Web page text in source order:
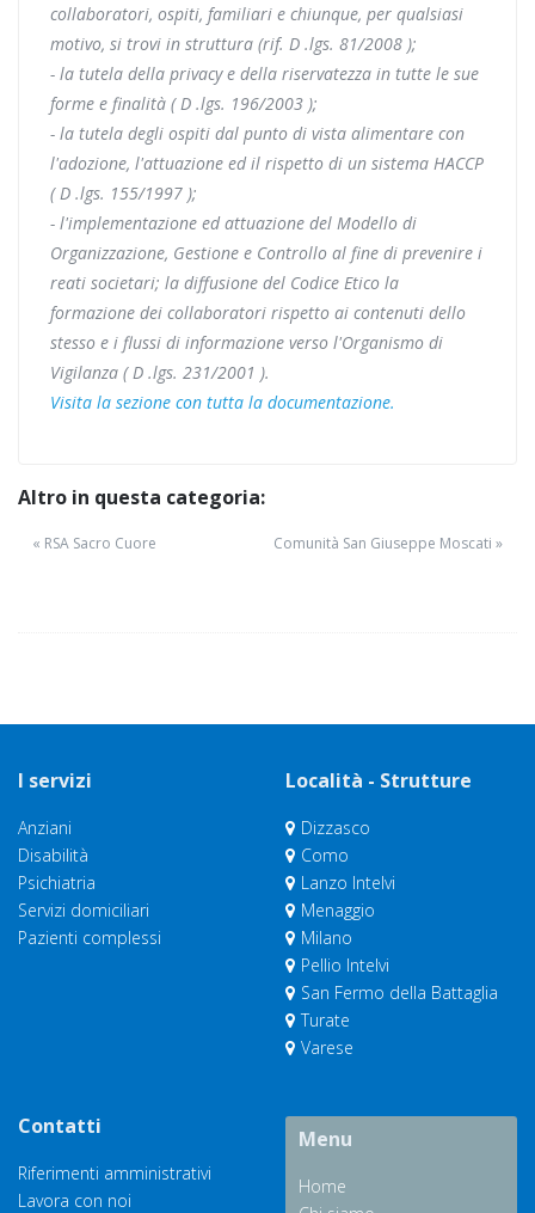
collaboratori, ospiti, familiari e chiunque, per qualsiasi
motivo, si trovi in struttura (rif. D .lgs. 81/2008 );
- la tutela della privacy e della riservatezza in tutte le sue
forme e finalità ( D .lgs. 196/2003 );
- la tutela degli ospiti dal punto di vista alimentare con
l'adozione, l'attuazione ed il rispetto di un sistema HACCP
( D .lgs. 155/1997 );
- l'implementazione ed attuazione del Modello di
Organizzazione, Gestione e Controllo al fine di prevenire i
reati societari; la diffusione del Codice Etico la
formazione dei collaboratori rispetto ai contenuti dello
stesso e i flussi di informazione verso l'Organismo di
Vigilanza ( D .lgs. 231/2001 ).
Visita la sezione con tutta la documentazione.
Altro in questa categoria:
« RSA Sacro Cuore Comunità San Giuseppe Moscati »
I servizi
Anziani
Disabilità
Psichiatria
Servizi domiciliari
Pazienti complessi
Località - Strutture
Dizzasco
Como
Lanzo Intelvi
Menaggio
Milano
Pellio Intelvi
San Fermo della Battaglia
Turate
Varese
Contatti
Riferimenti amministrativi
Lavora con noi
Menu
Home